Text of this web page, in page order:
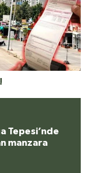
Tepesi’nde
manzara